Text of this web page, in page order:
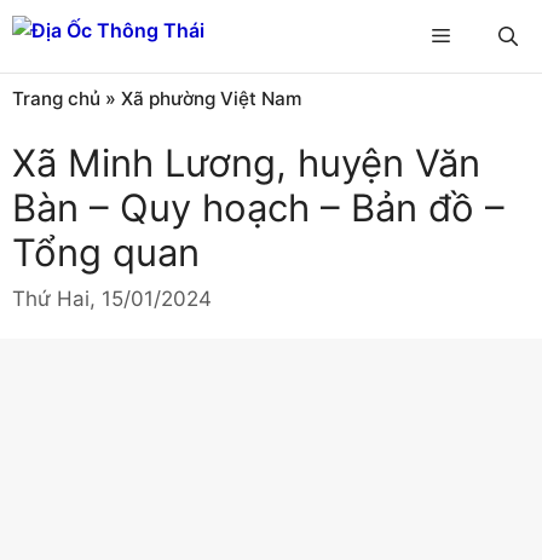
Chuyển
đến
nội
dung
Menu
Trang chủ » Xã phường Việt Nam
Xã Minh Lương, huyện Văn
Bàn – Quy hoạch – Bản đồ –
Tổng quan
Thứ Hai, 15/01/2024